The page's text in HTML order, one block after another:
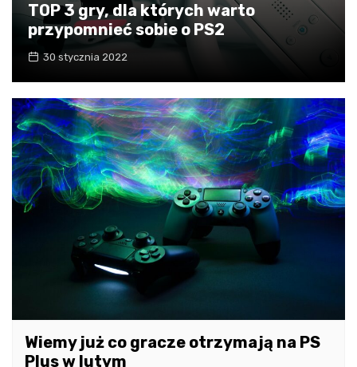
TOP 3 gry, dla których warto
przypomnieć sobie o PS2
30 stycznia 2022
Wiemy już co gracze otrzymają na PS
Plus w lutym